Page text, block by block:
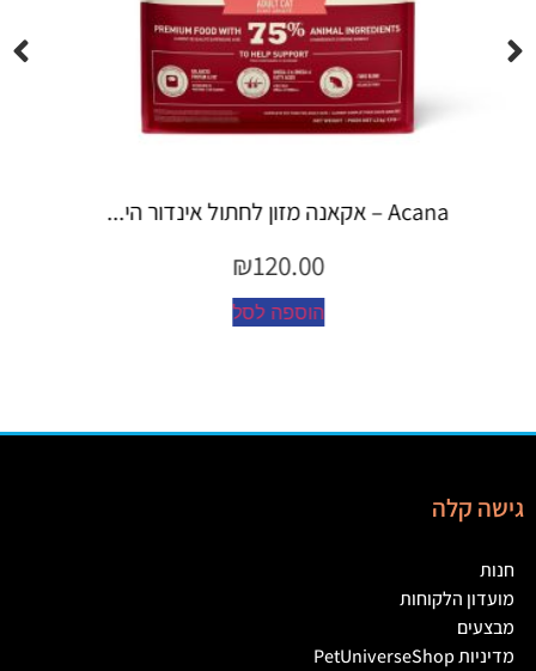
Espree – שמפו 355 מ"ל יערות ה...
₪45.00
הוספה לסל
גישה קלה
חנות
מועדון הלקוחות
מבצעים
מדיניות PetUniverseShop